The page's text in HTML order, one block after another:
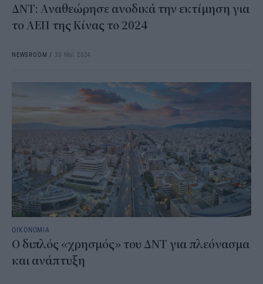
ΔΝΤ: Αναθεώρησε ανοδικά την εκτίμηση για
το ΑΕΠ της Κίνας το 2024
NEWSROOM / 30 Μαΐ 2024
ΟΙΚΟΝΟΜΙΑ
Ο διπλός «χρησμός» του ΔΝΤ για πλεόνασμα
και ανάπτυξη